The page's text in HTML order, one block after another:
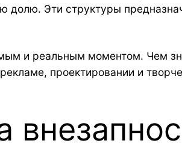
долю. Эти структуры
и реальным моментом. Чем
проектировании и